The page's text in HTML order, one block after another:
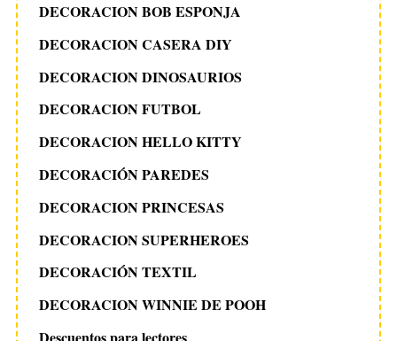
DECORACION BOB ESPONJA
DECORACION CASERA DIY
DECORACION DINOSAURIOS
DECORACION FUTBOL
DECORACION HELLO KITTY
DECORACIÓN PAREDES
DECORACION PRINCESAS
DECORACION SUPERHEROES
DECORACIÓN TEXTIL
DECORACION WINNIE DE POOH
: